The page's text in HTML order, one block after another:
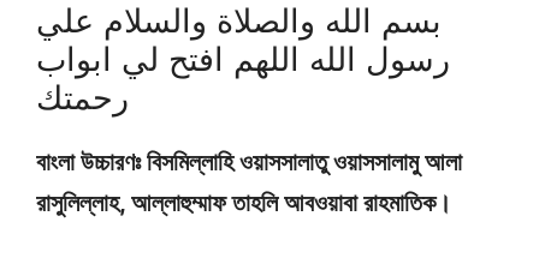
بسم الله والصلاة والسلام علي
رسول الله اللهم افتح لي ابواب
رحمتك
বাংলা উচ্চারণঃ বিসমিল্লাহি ওয়াসসালাতু ওয়াসসালামু আলা
রাসুলিল্লাহ, আল্লাহুম্মাফ তাহলি আবওয়াবা রাহমাতিক।